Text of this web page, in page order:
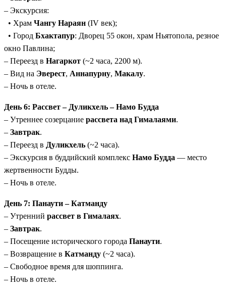
– Экскурсия:
• Храм Чангу Нараян (IV век);
• Город Бхактапур: Дворец 55 окон, храм Ньятопола, резное
окно Павлина;
– Переезд в Нагаркот (~2 часа, 2200 м).
– Вид на Эверест, Аннапурну, Макалу.
– Ночь в отеле.
День 6: Рассвет – Дуликхель – Намо Будда
– Утреннее созерцание рассвета над Гималаями.
– Завтрак.
– Переезд в Дуликхель (~2 часа).
– Экскурсия в буддийский комплекс Намо Будда — место
жертвенности Будды.
– Ночь в отеле.
День 7: Панаути – Катманду
– Утренний рассвет в Гималаях.
– Завтрак.
– Посещение исторического города Панаути.
– Возвращение в Катманду (~2 часа).
– Свободное время для шоппинга.
– Ночь в отеле.